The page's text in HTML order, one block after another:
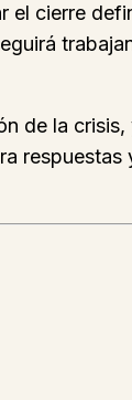
el cierre
de la